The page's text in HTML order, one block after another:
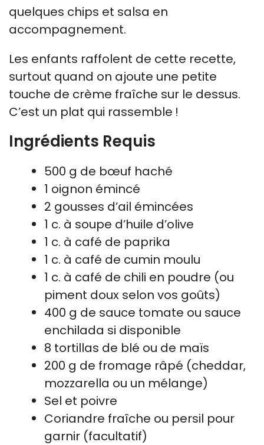
quelques chips et salsa en
accompagnement.
Les enfants raffolent de cette recette,
surtout quand on ajoute une petite
touche de crème fraîche sur le dessus.
C’est un plat qui rassemble !
Ingrédients Requis
500 g de bœuf haché
1 oignon émincé
2 gousses d’ail émincées
1 c. à soupe d’huile d’olive
1 c. à café de paprika
1 c. à café de cumin moulu
1 c. à café de chili en poudre (ou
piment doux selon vos goûts)
400 g de sauce tomate ou sauce
enchilada si disponible
8 tortillas de blé ou de maïs
200 g de fromage râpé (cheddar,
mozzarella ou un mélange)
Sel et poivre
Coriandre fraîche ou persil pour
garnir (facultatif)